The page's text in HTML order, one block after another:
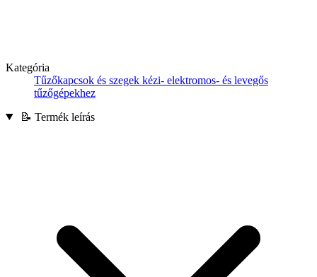
Kategória
Tűzőkapcsok és szegek kézi- elektromos- és levegős
tűzőgépekhez
📝 Termék leírás